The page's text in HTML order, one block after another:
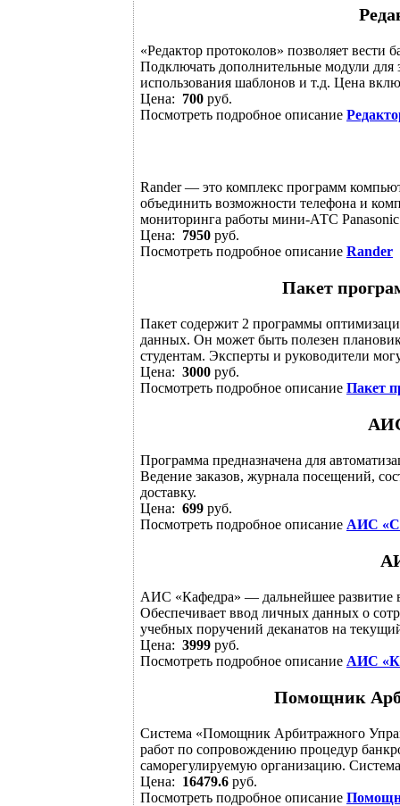
«Редактор протоколов» позволяет вести
Подключать дополнительные модули для
использования шаблонов и т.д. Цена
Цена: 700 руб.
Посмотреть подробное описание
Rander — это комплекс программ
объединить возможности телефона и
мониторинга работы мини-АТС Panasonic
Цена: 7950 руб.
Посмотреть подробное описание Rander
Пакет
Пакет содержит 2 программы
данных. Он может быть полезен
студентам. Эксперты и руководители
Цена: 3000 руб.
Посмотреть подробное описание Пакет
Программа предназначена для
Ведение заказов, журнала посещений,
доставку.
Цена: 699 руб.
Посмотреть подробное описание АИС
АИС «Кафедра» — дальнейшее развитие
Обеспечивает ввод личных данных о
учебных поручений деканатов на
Цена: 3999 руб.
Посмотреть подробное описание АИС
Помощник
Система «Помощник Арбитражного
работ по сопровождению процедур
саморегулируемую организацию.
Цена: 16479.6 руб.
Посмотреть подробное описание